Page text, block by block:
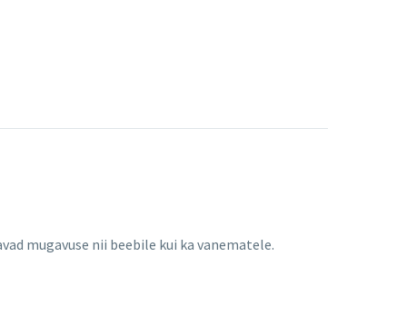
mugavuse nii beebile kui ka vanematele.